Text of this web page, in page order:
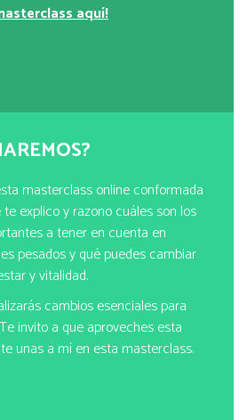
aquí!
masterclass online conformada
explico y razono cuáles son los
a tener en cuenta en
pesados y qué puedes cambiar
y vitalidad.
cambios esenciales para
invito a que aproveches esta
unas a mí en esta masterclass.